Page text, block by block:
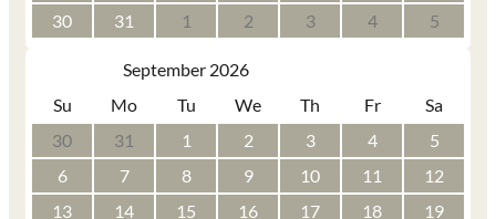
30
31 1 2 3 4 5
September 2026
Su
Mo Tu We Th Fr
Sa
30
31 1 2 3 4
5
6
7 8 9 10 11
12
13
14 15 16 17 18
19